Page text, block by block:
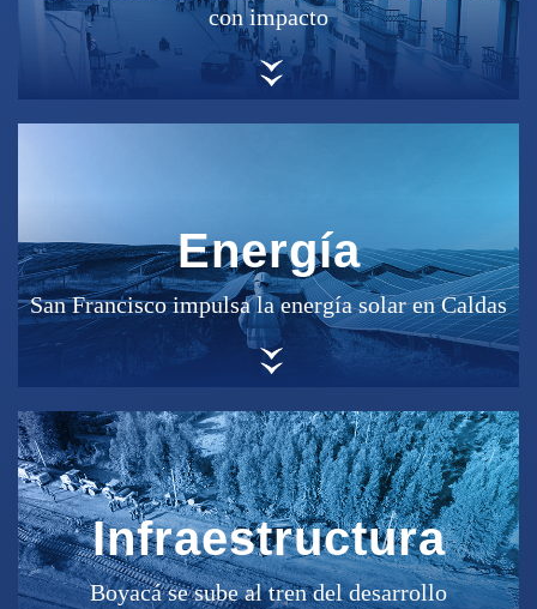
con impacto
Energía
San Francisco impulsa la energía solar en Caldas
Infraestructura
Boyacá se sube al tren del desarrollo